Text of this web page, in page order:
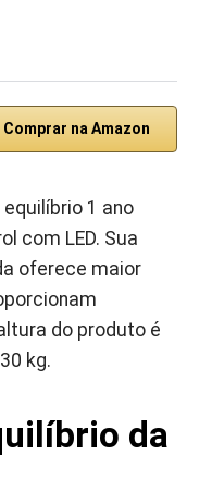
Comprar na Amazon
1 ano
com LED. Sua
oferece maior
do produto é
kg.
da